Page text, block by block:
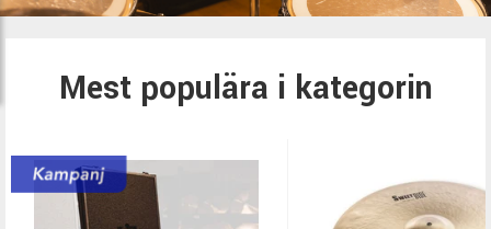
Mest populära i kategorin